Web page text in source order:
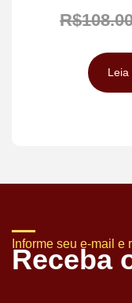
R$
Leia
Informe seu e-mail
Receba